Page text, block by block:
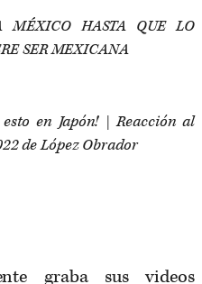
HASTA QUE LO
SER MEXICANA
en Japón! | Reacción al
de López Obrador
graba sus videos